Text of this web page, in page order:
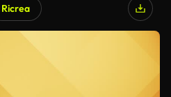
Ricrea